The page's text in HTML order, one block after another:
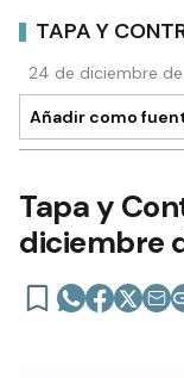
TAPA Y
24 de diciembre
Añadir como
Tapa y
diciembre